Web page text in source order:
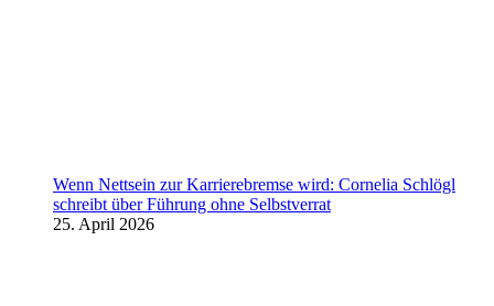
Wenn Nettsein zur Karrierebremse wird: Cornelia Schlögl
schreibt über Führung ohne Selbstverrat
25. April 2026